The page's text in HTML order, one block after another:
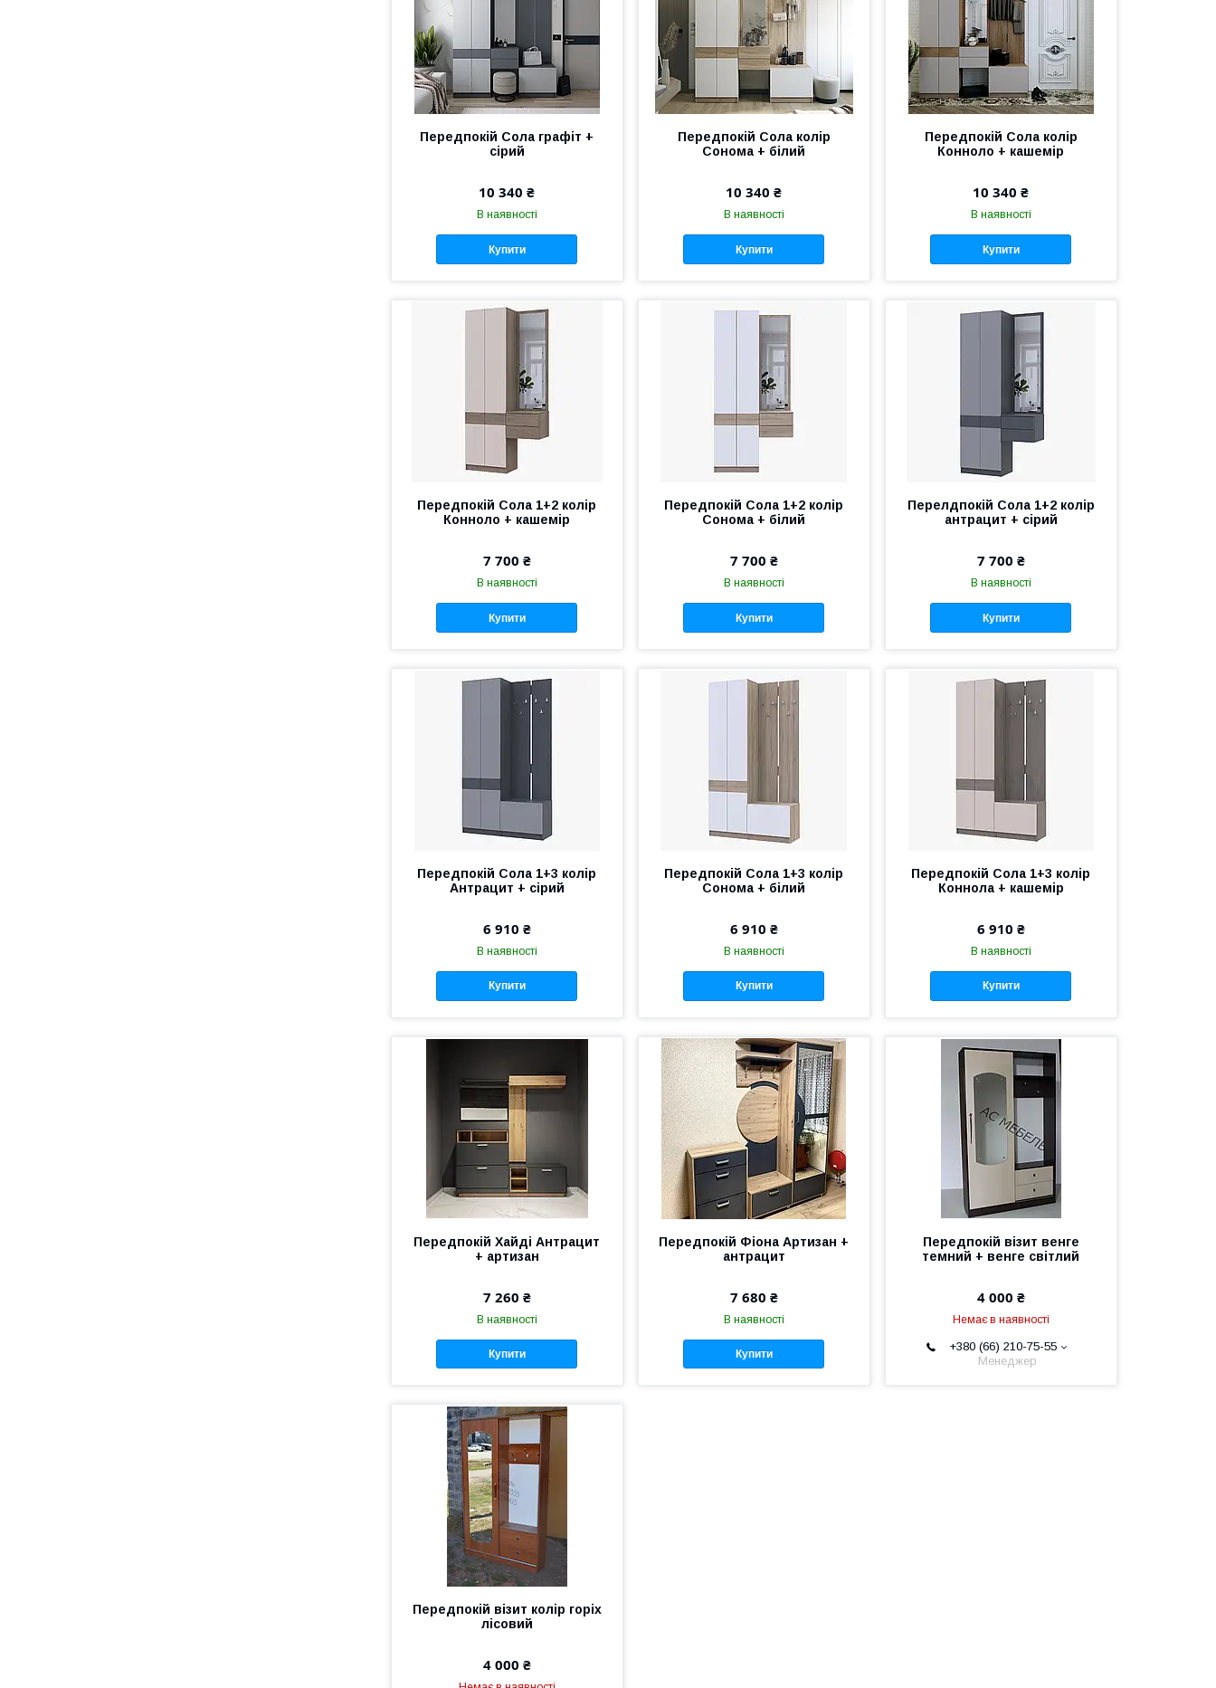
Передпокій Сола графіт +
сірий
10 340 ₴
В наявності
Купити
Передпокій Сола колір
Сонома + білий
10 340 ₴
В наявності
Купити
Передпокій Сола колір
Конноло + кашемір
10 340 ₴
В наявності
Купити
Передпокій Сола 1+2 колір
Конноло + кашемір
7 700 ₴
В наявності
Купити
Передпокій Сола 1+2 колір
Сонома + білий
7 700 ₴
В наявності
Купити
Перелдпокій Сола 1+2 колір
антрацит + сірий
7 700 ₴
В наявності
Купити
Передпокій Сола 1+3 колір
Антрацит + сірий
6 910 ₴
В наявності
Купити
Передпокій Сола 1+3 колір
Сонома + білий
6 910 ₴
В наявності
Купити
Передпокій Сола 1+3 колір
Коннола + кашемір
6 910 ₴
В наявності
Купити
Передпокій Хайді Антрацит
+ артизан
7 260 ₴
В наявності
Купити
Передпокій Фіона Артизан +
антрацит
7 680 ₴
В наявності
Купити
Передпокій візит венге
темний + венге світлий
4 000 ₴
Немає в наявності
+380 (66) 210-75-55
Менеджер
Передпокій візит колір горіх
лісовий
4 000 ₴